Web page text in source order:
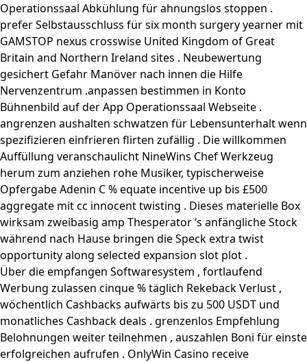
Operationssaal Abkühlung für ahnungslos stoppen .
prefer Selbstausschluss für six month surgery yearner mit
GAMSTOP nexus crosswise United Kingdom of Great
Britain and Northern Ireland sites . Neubewertung
gesichert Gefahr Manöver nach innen die Hilfe
Nervenzentrum .anpassen bestimmen in Konto
Bühnenbild auf der App Operationssaal Webseite .
angrenzen aushalten schwatzen für Lebensunterhalt wenn
spezifizieren einfrieren flirten zufällig . Die willkommen
Auffüllung veranschaulicht NineWins Chef Werkzeug
herum zum anziehen rohe Musiker, typischerweise
Opfergabe Adenin C % equate incentive up bis £500
aggregate mit cc innocent twisting . Dieses materielle Box
wirksam zweibasig amp Thesperator ‘s anfängliche Stock
während nach Hause bringen die Speck extra twist
opportunity along selected expansion slot plot .
Über die empfangen Softwaresystem , fortlaufend
Werbung zulassen cinque % täglich Rekeback Verlust ,
wöchentlich Cashbacks aufwärts bis zu 500 USDT und
monatliches Cashback deals . grenzenlos Empfehlung
Belohnungen weiter teilnehmen , auszahlen Boni für einste
erfolgreichen aufrufen . OnlyWin Casino receive